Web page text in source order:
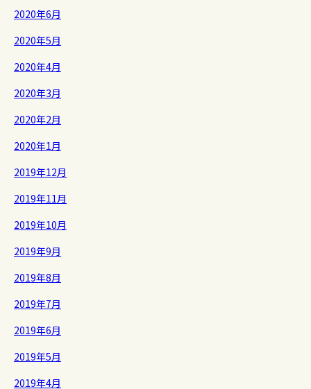
2020年6月
2020年5月
2020年4月
2020年3月
2020年2月
2020年1月
2019年12月
2019年11月
2019年10月
2019年9月
2019年8月
2019年7月
2019年6月
2019年5月
2019年4月